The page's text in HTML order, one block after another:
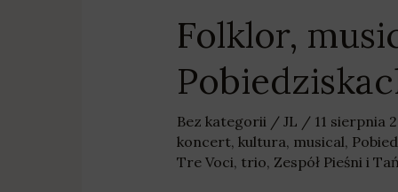
Folklor,
Bez kategorii / JL / 11 sierpnia
koncert, kultura, musical,
Tre Voci, trio, Zespół Pieśni i